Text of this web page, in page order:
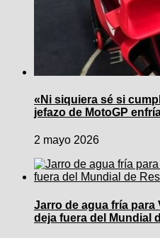
«Ni siquiera sé si
jefazo de MotoGP
2 mayo 2026
Jarro de agua fría para
deja fuera del Mundial